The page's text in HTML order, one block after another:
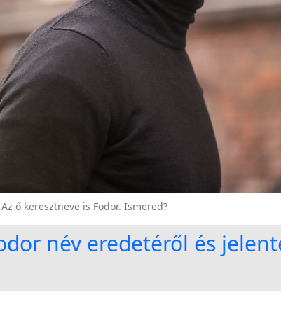
Az ő keresztneve is Fodor. Ismered?
név eredetéről és